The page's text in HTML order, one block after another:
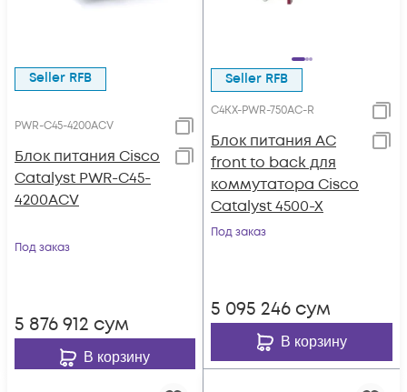
Seller RFB
PWR-C45-4200ACV
Блок питания Cisco
Catalyst PWR-C45-
4200ACV
Под заказ
5 876 912 сум
В корзину
Seller RFB
C4KX-PWR-750AC-R
Блок питания AC
front to back для
коммутатора Cisco
Catalyst 4500-X
Под заказ
5 095 246 сум
В корзину